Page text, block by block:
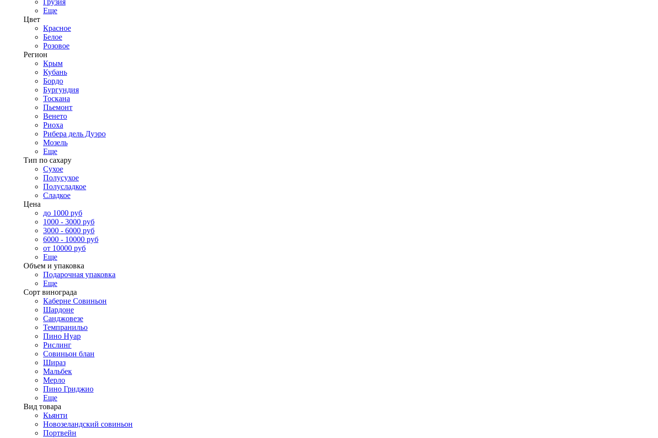
Грузия
Еще
Цвет
Красное
Белое
Розовое
Регион
Крым
Кубань
Бордо
Бургундия
Тоскана
Пьемонт
Венето
Риоха
Рибера дель Дуэро
Мозель
Еще
Тип по сахару
Сухое
Полусухое
Полусладкое
Сладкое
Цена
до 1000 руб
1000 - 3000 руб
3000 - 6000 руб
6000 - 10000 руб
от 10000 руб
Еще
Объем и упаковка
Подарочная упаковка
Еще
Сорт винограда
Каберне Совиньон
Шардоне
Санджовезе
Темпранильо
Пино Нуар
Рислинг
Совиньон блан
Шираз
Мальбек
Мерло
Пино Гриджио
Еще
Вид товара
Кьянти
Новозеландский совиньон
Портвейн